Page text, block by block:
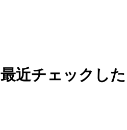
最近チェックし